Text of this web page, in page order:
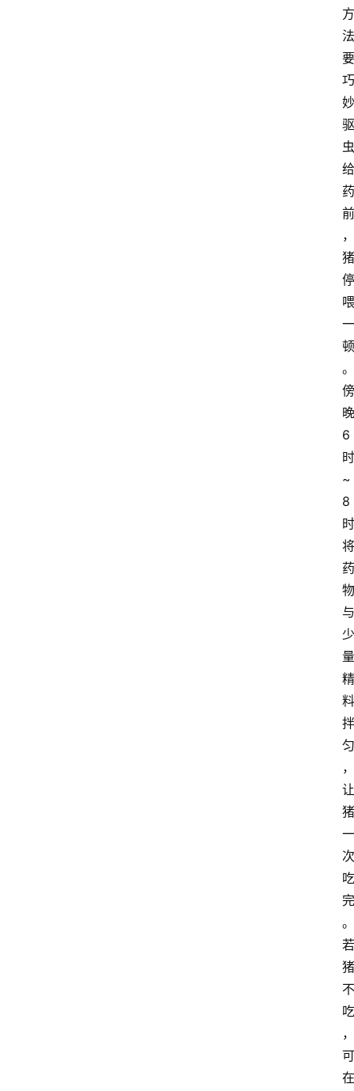
方
法
要
巧
妙
驱
虫
给
药
前
，
猪
停
喂
一
顿
。
傍
晚
6
时
~
8
时
将
药
物
与
少
量
精
料
拌
匀
，
让
猪
一
次
吃
完
。
若
猪
不
吃
，
可
在